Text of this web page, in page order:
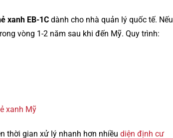
xanh EB-1C dành cho nhà quản lý quốc tế. Nếu
vòng 1-2 năm sau khi đến Mỹ. Quy trình:
xanh Mỹ
thời gian xử lý nhanh hơn nhiều diện định cư